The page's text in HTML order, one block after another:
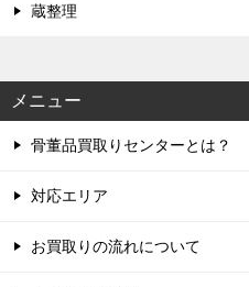
蔵整理
メニュー
骨董品買取りセンターとは？
対応エリア
お買取りの流れについて